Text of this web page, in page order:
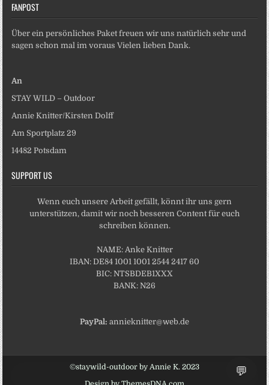
💬
FANPOST
Über ein persönliches Paket freuen wir uns natürlich sehr und
sagen schon mal im voraus Vielen lieben Dank.
An
STAY WILD – Outdoor
Annie Knitter/Kirsten Dolff
Am Sportplatz 29
14482 Potsdam
SUPPORT US
Wenn euch unsere Arbeit gefällt, könnt ihr uns gern
unterstützen, damit wir noch besseren Content für euch
schreiben können.
NAME: Anke Knitter
IBAN: DE84 1001 1001 2544 2417 60
BIC: NTSBDEB1XXX
BANK: N26
PayPal: annieknitter@web.de
©staywild-outdoor by Annie K. 2023